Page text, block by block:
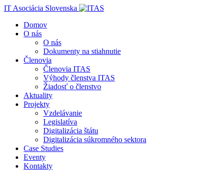
IT Asociácia Slovenska
Domov
O nás
O nás
Dokumenty na stiahnutie
Členovia
Členovia ITAS
Výhody členstva ITAS
Žiadosť o členstvo
Aktuality
Projekty
Vzdelávanie
Legislatíva
Digitalizácia štátu
Digitalizácia súkromného sektora
Case Studies
Eventy
Kontakty